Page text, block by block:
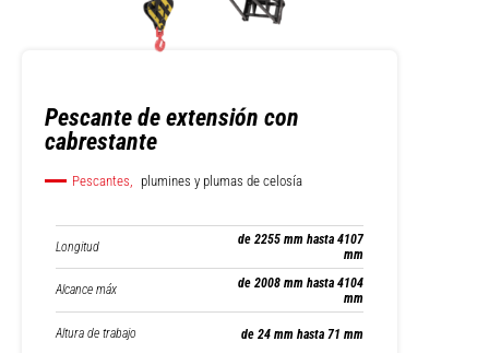
Pescante de extensión con
cabrestante
Pescantes, plumines y plumas de celosía
Longitud
de 2255 mm hasta 4107
mm
Alcance máx
de 2008 mm hasta 4104
mm
Altura de trabajo de 24 mm hasta 71 mm